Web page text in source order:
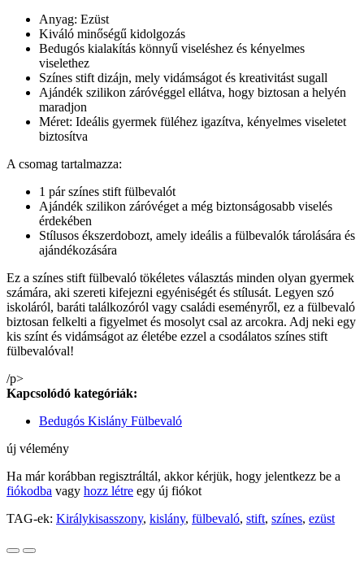
Anyag: Ezüst
Kiváló minőségű kidolgozás
Bedugós kialakítás könnyű viseléshez és kényelmes
viselethez
Színes stift dizájn, mely vidámságot és kreativitást sugall
Ajándék szilikon záróvéggel ellátva, hogy biztosan a helyén
maradjon
Méret: Ideális gyermek füléhez igazítva, kényelmes viseletet
biztosítva
A csomag tartalmazza:
1 pár színes stift fülbevalót
Ajándék szilikon záróvéget a még biztonságosabb viselés
érdekében
Stílusos ékszerdobozt, amely ideális a fülbevalók tárolására és
ajándékozására
Ez a színes stift fülbevaló tökéletes választás minden olyan gyermek
számára, aki szereti kifejezni egyéniségét és stílusát. Legyen szó
iskoláról, baráti találkozóról vagy családi eseményről, ez a fülbevaló
biztosan felkelti a figyelmet és mosolyt csal az arcokra. Adj neki egy
kis színt és vidámságot az életébe ezzel a csodálatos színes stift
fülbevalóval!
/p>
Kapcsolódó kategóriák:
Bedugós Kislány Fülbevaló
új vélemény
Ha már korábban regisztráltál, akkor kérjük, hogy jelentkezz be a
fiókodba vagy hozz létre egy új fiókot
TAG-ek: Királykisasszony, kislány, fülbevaló, stift, színes, ezüst